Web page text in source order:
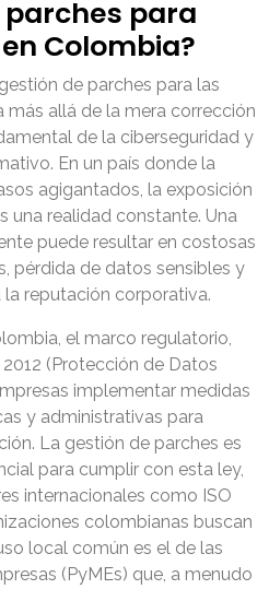
para
Colombia?
de parches para las
más allá de la mera corrección
de la ciberseguridad y
En un país donde la
agigantados, la exposición
una realidad constante. Una
puede resultar en costosas
pérdida de datos sensibles y
la reputación corporativa.
el marco regulatorio,
(Protección de Datos
implementar medidas
y administrativas para
La gestión de parches es
para cumplir con esta ley,
internacionales como ISO
colombianas buscan
local común es el de las
(PyMEs) que, a menudo